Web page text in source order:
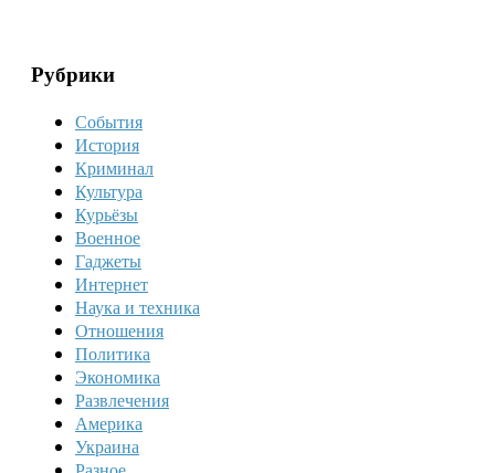
Рубрики
События
История
Криминал
Культура
Курьёзы
Военное
Гаджеты
Интернет
Наука и техника
Отношения
Политика
Экономика
Развлечения
Америка
Украина